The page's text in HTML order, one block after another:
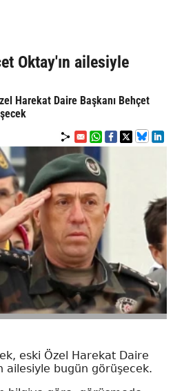
Oktay'ın ailesiyle
Harekat Daire Başkanı Behçet
eski Özel Harekat Daire
ailesiyle bugün görüşecek.